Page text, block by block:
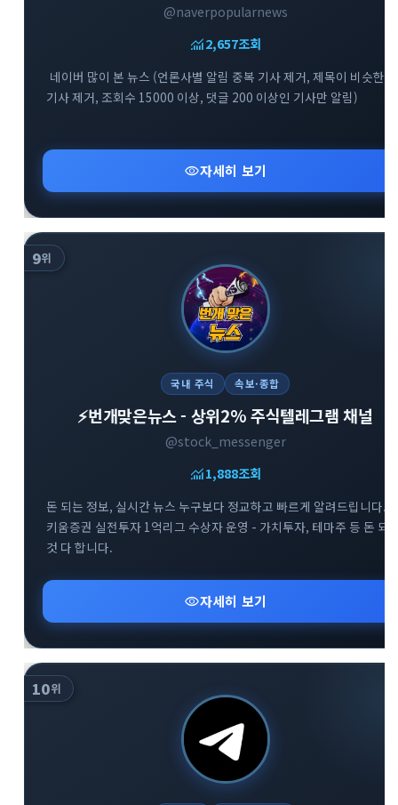
@naverpopularnews
monitoring2,657조회
네이버 많이 본 뉴스 (언론사별 알림 중복 기사 제거, 제목이 비슷한
기사 제거, 조회수 15000 이상, 댓글 200 이상인 기사만 알림)
visibility자세히 보기
9위
국내 주식 속보·종합
⚡️번개맞은뉴스 - 상위2% 주식텔레그램 채널
@stock_messenger
monitoring1,888조회
돈 되는 정보, 실시간 뉴스 누구보다 정교하고 빠르게 알려드립니다. -
키움증권 실전투자 1억리그 수상자 운영 - 가치투자, 테마주 등 돈 되
것 다 합니다.
visibility자세히 보기
10위